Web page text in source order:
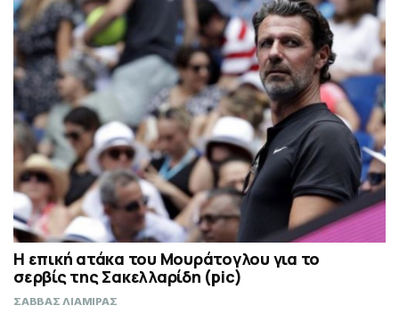
Η επική ατάκα του Μουράτογλου για το
σερβίς της Σακελλαρίδη (pic)
ΣΑΒΒΑΣ ΛΙΑΜΙΡΑΣ